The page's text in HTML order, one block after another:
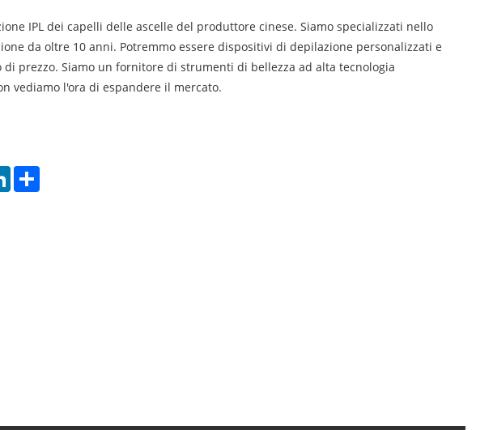
IPL dei capelli delle ascelle del produttore cinese. Siamo specializzati nello
da oltre 10 anni. Potremmo essere dispositivi di depilazione personalizzati e
di prezzo. Siamo un fornitore di strumenti di bellezza ad alta tecnologia
vediamo l'ora di espandere il mercato.
LinkedInShare